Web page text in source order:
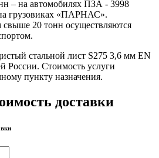
– на автомобилях ПЗА - 3998
грузовиках «ПАРНАС».
свыше 20 тонн осуществляются
стальной лист S275 3,6 мм EN
России. Стоимость услуги
пункту назначения.
доставки